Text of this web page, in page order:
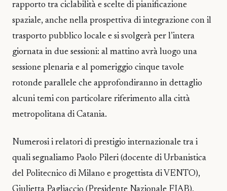
rapporto tra ciclabilità e scelte di pianificazione
spaziale, anche nella prospettiva di integrazione con il
trasporto pubblico locale e si svolgerà per l’intera
giornata in due sessioni: al mattino avrà luogo una
sessione plenaria e al pomeriggio cinque tavole
rotonde parallele che approfondiranno in dettaglio
alcuni temi con particolare riferimento alla città
metropolitana di Catania.
Numerosi i relatori di prestigio internazionale tra i
quali segnaliamo Paolo Pileri (docente di Urbanistica
del Politecnico di Milano e progettista di VENTO),